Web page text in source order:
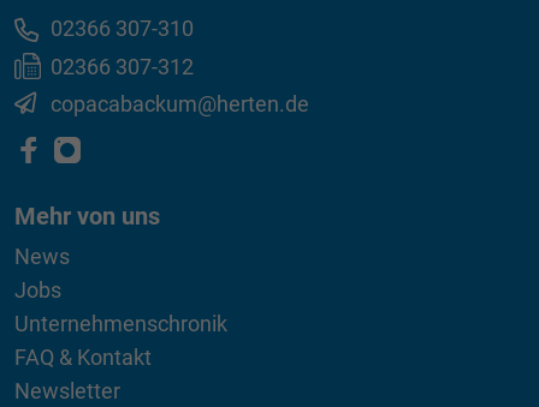
02366 307-310
02366 307-312
copacabackum@herten.de
Mehr von uns
News
Jobs
Unternehmenschronik
FAQ & Kontakt
Newsletter